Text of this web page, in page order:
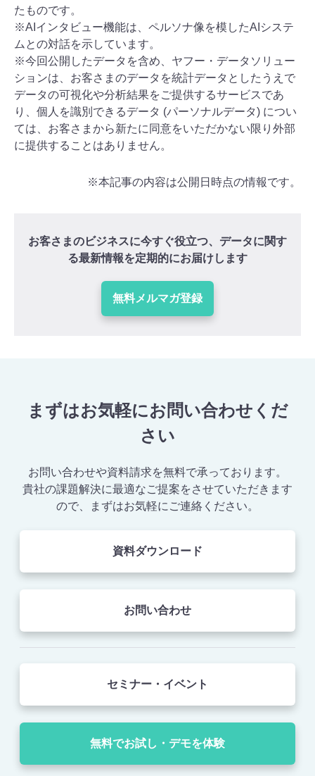
たものです。
※AIインタビュー機能は、ペルソナ像を模したAIシステ
ムとの対話を示しています。
※今回公開したデータを含め、ヤフー・データソリュー
ションは、お客さまのデータを統計データとしたうえで
データの可視化や分析結果をご提供するサービスであ
り、個人を識別できるデータ (パーソナルデータ) につい
ては、お客さまから新たに同意をいただかない限り外部
に提供することはありません。
※本記事の内容は公開日時点の情報です。
お客さまのビジネスに今すぐ役立つ、データに関す
る最新情報を定期的にお届けします
無料メルマガ登録
まずはお気軽にお問い合わせくだ
さい
お問い合わせや資料請求を無料で承っております。
貴社の課題解決に最適なご提案をさせていただきます
ので、まずはお気軽にご連絡ください。
資料ダウンロード
お問い合わせ
セミナー・イベント
無料でお試し・デモを体験